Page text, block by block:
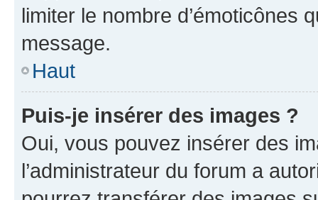
limiter le nombre d’émoticônes
message.
Haut
Puis-je insérer des images ?
Oui, vous pouvez insérer des
l’administrateur du forum a